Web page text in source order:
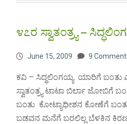
೪೭ರ ಸ್ವಾತಂತ್ರ್ಯ –
June 15, 2009 9
ಕವಿ – ಸಿದ್ಧಲಿಂಗಯ್ಯ ಯಾರಿಗೆ ಬಂತು
ಸ್ವಾತಂತ್ರ್ಯ ಟಾಟಾ ಬಿರ್ಲಾ ಜೋಬಿಗೆ
ಬಂತು ಕೋಟ್ಯಾಧೀಶನ ಕೋಣೆಗೆ ಬಂತು
ಬಡವನ ಮನೆಗೆ ಬರಲಿಲ್ಲ ಬೆಳಕಿನ